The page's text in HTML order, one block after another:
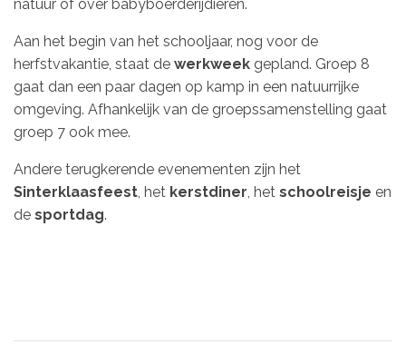
natuur of over babyboerderijdieren.
Aan het begin van het schooljaar, nog voor de
herfstvakantie, staat de werkweek gepland. Groep 8
gaat dan een paar dagen op kamp in een natuurrijke
omgeving. Afhankelijk van de groepssamenstelling gaat
groep 7 ook mee.
Andere terugkerende evenementen zijn het
Sinterklaasfeest, het kerstdiner, het schoolreisje en
de sportdag.